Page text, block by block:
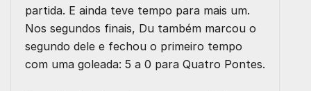
partida. E ainda teve tempo para mais um.
Nos segundos finais, Du também marcou o
segundo dele e fechou o primeiro tempo
com uma goleada: 5 a 0 para Quatro Pontes.